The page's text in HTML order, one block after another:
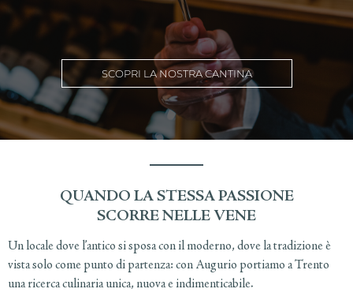
SCOPRI LA NOSTRA CANTINA
QUANDO LA STESSA PASSIONE
SCORRE NELLE VENE
Un locale dove l’antico si sposa con il moderno, dove la tradizione è
vista solo come punto di partenza: con Augurio portiamo a Trento
una ricerca culinaria unica, nuova e indimenticabile.